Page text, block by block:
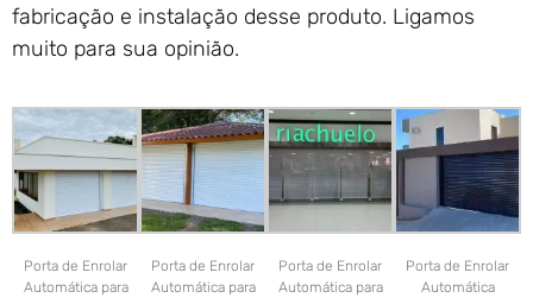
fabricação e instalação desse produto. Ligamos
muito para sua opinião.
Porta de Enrolar
Automática para
Porta de Enrolar
Automática para
Porta de Enrolar
Automática para
Porta de Enrolar
Automática